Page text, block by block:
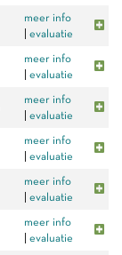
meer info
evaluatie
meer info
evaluatie
meer info
evaluatie
meer info
evaluatie
meer info
evaluatie
meer info
evaluatie